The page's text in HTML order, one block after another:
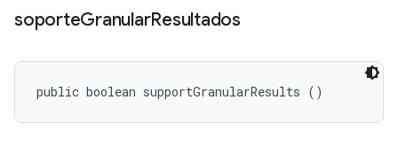
soporteGranularResultados
public boolean supportGranularResults ()